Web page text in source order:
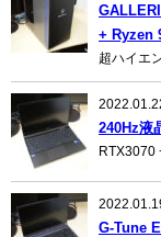
+ Ryzen
超ハイエ
240Hz液
RTX3070
G-Tune